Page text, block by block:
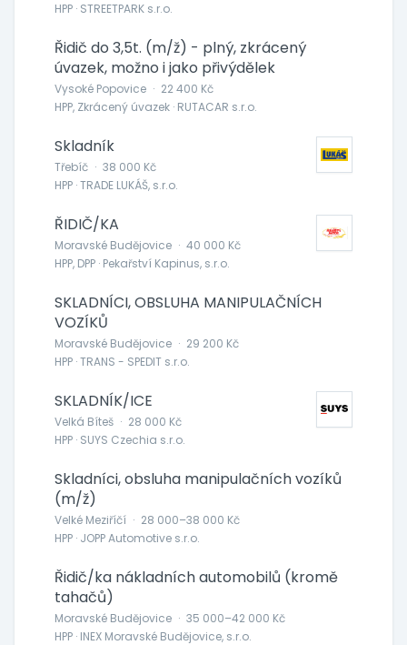
HPP · STREETPARK s.r.o.
Řidič do 3,5t. (m/ž) - plný, zkrácený
úvazek, možno i jako přivýdělek
Vysoké Popovice · 22 400 Kč
HPP, Zkrácený úvazek · RUTACAR s.r.o.
Skladník
Třebíč · 38 000 Kč
HPP · TRADE LUKÁŠ, s.r.o.
ŘIDIČ/KA
Moravské Budějovice · 40 000 Kč
HPP, DPP · Pekařství Kapinus, s.r.o.
SKLADNÍCI, OBSLUHA MANIPULAČNÍCH
VOZÍKŮ
Moravské Budějovice · 29 200 Kč
HPP · TRANS - SPEDIT s.r.o.
SKLADNÍK/ICE
Velká Bíteš · 28 000 Kč
HPP · SUYS Czechia s.r.o.
Skladníci, obsluha manipulačních vozíků
(m/ž)
Velké Meziříčí · 28 000–38 000 Kč
HPP · JOPP Automotive s.r.o.
Řidič/ka nákladních automobilů (kromě
tahačů)
Moravské Budějovice · 35 000–42 000 Kč
HPP · INEX Moravské Budějovice, s.r.o.